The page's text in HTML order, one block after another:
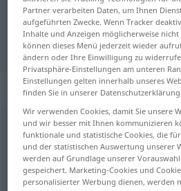
für "Zinsen"
"Zinsen" Isländisch
„Zinsen“: Plural
Zinsenpl
Übersicht aller
(Für mehr Details die Übersetzung
Partner verarbeiten Daten, um Ihnen
aufgeführten Zwecke. Wenn Tracker
Inhalte und Anzeigen möglicherweise
können dieses Menü jederzeit wieder
ändern oder Ihre Einwilligung zu
Privatsphäre-Einstellungen am unteren
Einstellungen gelten innerhalb unseres
finden Sie in unserer Datenschutzerklärung.
Wir verwenden Cookies, damit Sie unsere
und wir besser mit Ihnen kommunizieren
funktionale und statistische Cookies, die
und der statistischen Auswertung unserer
werden auf Grundlage unserer
gespeichert. Marketing-Cookies und
personalisierter Werbung dienen, werden